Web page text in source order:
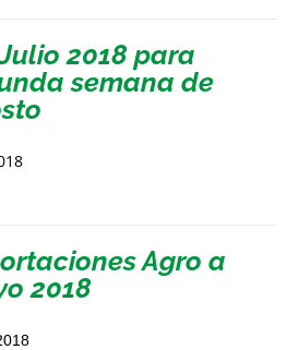
2018 para
semana de
Agro a
2018